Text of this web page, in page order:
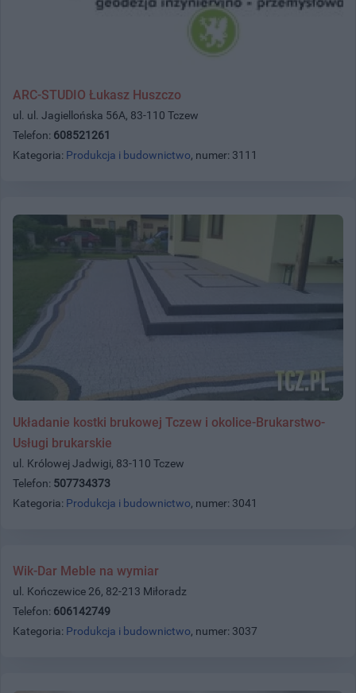
ARC-STUDIO Łukasz Huszczo
ul. ul. Jagiellońska 56A, 83-110 Tczew
Telefon: 608521261
Kategoria: Produkcja i budownictwo, numer: 3111
Układanie kostki brukowej Tczew i okolice-Brukarstwo-
Usługi brukarskie
ul. Królowej Jadwigi, 83-110 Tczew
Telefon: 507734373
Kategoria: Produkcja i budownictwo, numer: 3041
Wik-Dar Meble na wymiar
ul. Kończewice 26, 82-213 Miłoradz
Telefon: 606142749
Kategoria: Produkcja i budownictwo, numer: 3037